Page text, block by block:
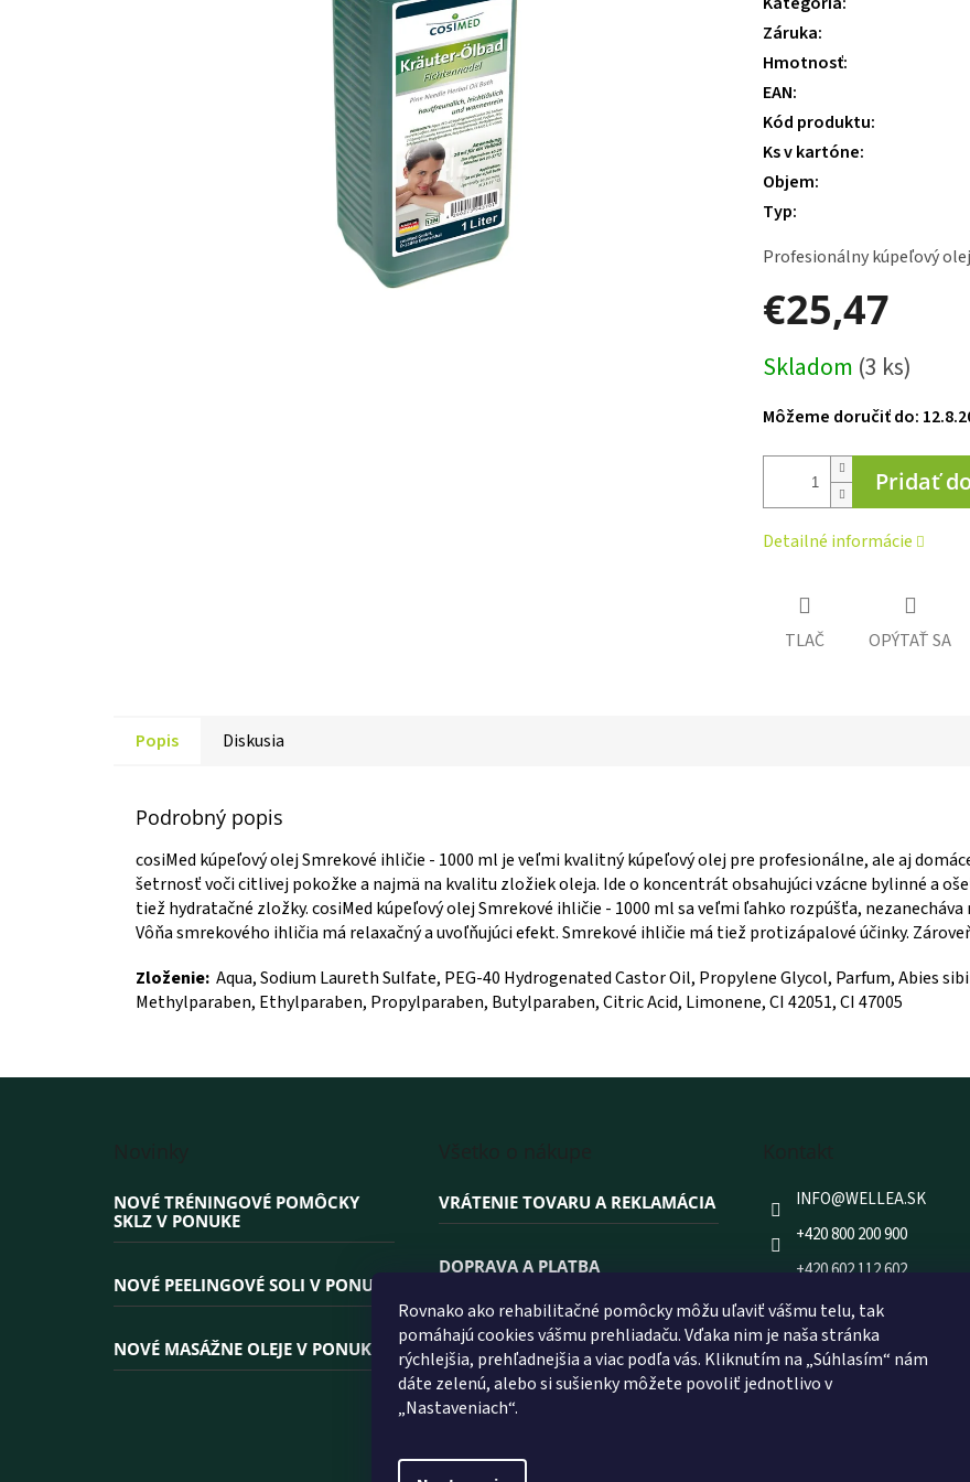
Rovnako ako rehabilitačné pomôcky môžu uľaviť vášmu telu, tak
pomáhajú cookies vášmu prehliadaču. Vďaka nim je naša stránka
rýchlejšia, prehľadnejšia a viac podľa vás. Kliknutím na „Súhlasím“ nám
dáte zelenú, alebo si sušienky môžete povoliť jednotlivo v
„Nastaveniach“.
0,0
z 5
hviezdičiek.
Záruka:
Hmotnosť:
EAN:
Kód produktu:
Ks v kartóne:
Objem:
Typ:
Profesionálny kúpeľový
€25,47
Jednotková
cena:
Skladom (3 ks)
Môžeme doručiť do:
Pridať
Detailné informácie
TLAČ OPÝTAŤ SA
Popis Diskusia
Podrobný popis
cosiMed kúpeľový olej Smrekové ihličie - 1000 ml je veľmi kvalitný kúpeľový olej pre profesionálne, ale aj
šetrnosť voči citlivej pokožke a najmä na kvalitu zložiek oleja. Ide o koncentrát obsahujúci vzácne bylinné a
tiež hydratačné zložky. cosiMed kúpeľový olej Smrekové ihličie - 1000 ml sa veľmi ľahko rozpúšťa,
Vôňa smrekového ihličia má relaxačný a uvoľňujúci efekt. Smrekové ihličie má tiež protizápalové účinky.
Zloženie: Aqua, Sodium Laureth Sulfate, PEG-40 Hydrogenated Castor Oil, Propylene Glycol, Parfum, Abies
Methylparaben, Ethylparaben, Propylparaben, Butylparaben, Citric Acid, Limonene, CI 42051, CI 47005
NOVÉ TRÉNINGOVÉ POMÔCKY
SKLZ V PONUKE
NOVÉ PEELINGOVÉ SOLI V PONUKE
NOVÉ MASÁŽNE OLEJE V PONUKE
VRÁTENIE TOVARU A REKLAMÁCIA
DOPRAVA A PLATBA
PREČO NAKUPOVAŤ PRÁVE U NÁS?
INFO@WELLEA.SK
+420 800 200 900
+420 602 112 602
FACEBOOK
WELLEA.SK